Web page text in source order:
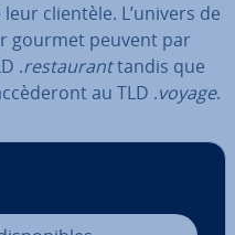
clientèle. L’univers de
gourmet peuvent par
.res­tau­ranttandis que
au TLD .voyage.